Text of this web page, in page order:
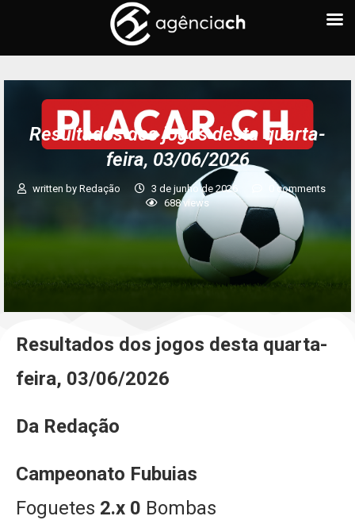
Resultados dos jogos desta quarta-
feira, 03/06/2026
written by Redação 3 de junho de 2026
0 comments
688views
Resultados dos jogos desta quarta-
feira, 03/06/2026
Da Redação
Campeonato Fubuias
Foguetes 2.x 0 Bombas